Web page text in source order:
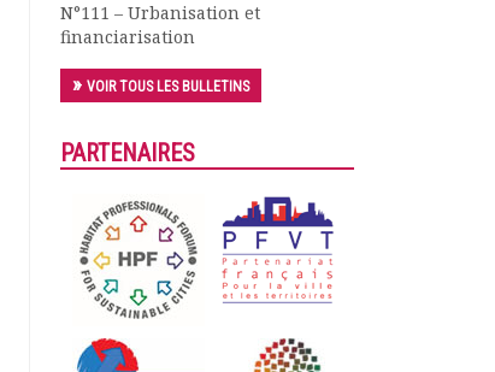
N°111 – Urbanisation et
financiarisation
VOIR TOUS LES BULLETINS
PARTENAIRES